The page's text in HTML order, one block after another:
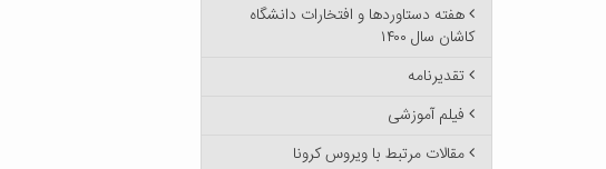
هفته دستاوردها و افتخارات دانشگاه
کاشان سال ۱۴۰۰
تقدیرنامه
فیلم آموزشی
مقالات مرتبط با ویروس کرونا